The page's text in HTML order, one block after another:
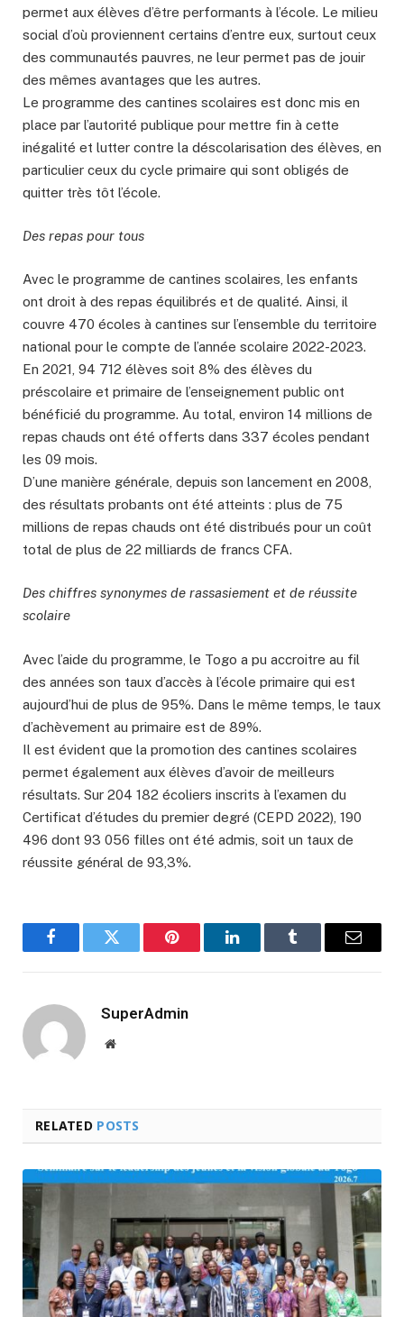
permet aux élèves d’être performants à l’école. Le milieu
social d’où proviennent certains d’entre eux, surtout ceux
des communautés pauvres, ne leur permet pas de jouir
des mêmes avantages que les autres.
Le programme des cantines scolaires est donc mis en
place par l’autorité publique pour mettre fin à cette
inégalité et lutter contre la déscolarisation des élèves, en
particulier ceux du cycle primaire qui sont obligés de
quitter très tôt l’école.
Des repas pour tous
Avec le programme de cantines scolaires, les enfants
ont droit à des repas équilibrés et de qualité. Ainsi, il
couvre 470 écoles à cantines sur l’ensemble du territoire
national pour le compte de l’année scolaire 2022-2023.
En 2021, 94 712 élèves soit 8% des élèves du
préscolaire et primaire de l’enseignement public ont
bénéficié du programme. Au total, environ 14 millions de
repas chauds ont été offerts dans 337 écoles pendant
les 09 mois.
D’une manière générale, depuis son lancement en 2008,
des résultats probants ont été atteints : plus de 75
millions de repas chauds ont été distribués pour un coût
total de plus de 22 milliards de francs CFA.
Des chiffres synonymes de rassasiement et de réussite
scolaire
Avec l’aide du programme, le Togo a pu accroitre au fil
des années son taux d’accès à l’école primaire qui est
aujourd’hui de plus de 95%. Dans le même temps, le taux
d’achèvement au primaire est de 89%.
Il est évident que la promotion des cantines scolaires
permet également aux élèves d’avoir de meilleurs
résultats. Sur 204 182 écoliers inscrits à l’examen du
Certificat d’études du premier degré (CEPD 2022), 190
496 dont 93 056 filles ont été admis, soit un taux de
réussite général de 93,3%.
FacebookTwitter Pinterest LinkedInTumblr Email
SuperAdmin
Website
RELATED POSTS